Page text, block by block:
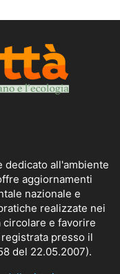
dedicato all'ambiente
aggiornamenti
nazionale e
realizzate nei
e favorire
presso il
del 22.05.2007).